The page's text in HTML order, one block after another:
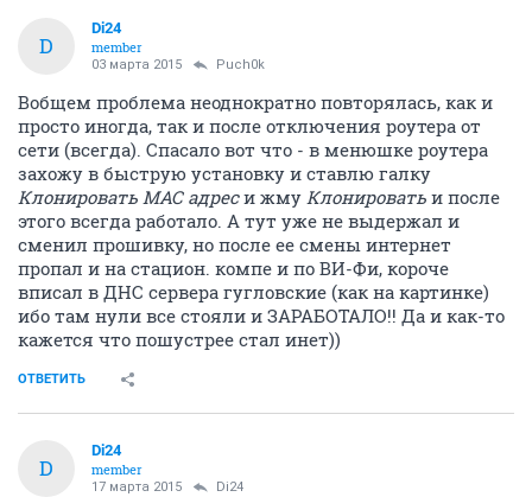
D
Di24
member
03 марта 2015 Puch0k
Вобщем проблема неоднократно повторялась, как и
просто иногда, так и после отключения роутера от
сети (всегда). Спасало вот что - в менюшке роутера
захожу в быструю установку и ставлю галку
Клонировать МАС адреси жму Клонировать и после
этого всегда работало. А тут уже не выдержал и
сменил прошивку, но после ее смены интернет
пропал и на стацион. компе и по ВИ-Фи, короче
вписал в ДНС сервера гугловские (как на картинке)
ибо там нули все стояли и ЗАРАБОТАЛО!! Да и как-то
кажется что пошустрее стал инет))
ОТВЕТИТЬ
D
Di24
member
17 марта 2015 Di24